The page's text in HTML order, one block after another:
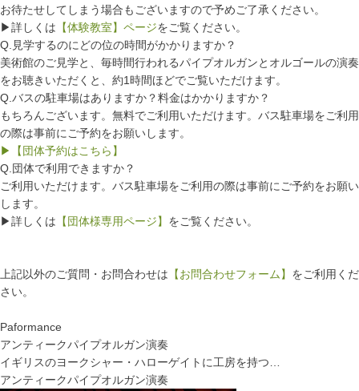
お待たせしてしまう場合もございますので予めご了承ください。
▶詳しくは 【体験教室】ページをご覧ください。
Q.見学するのにどの位の時間がかかりますか？
美術館のご見学と、毎時間行われるパイプオルガンとオルゴールの演奏
をお聴きいただくと、約1時間ほどでご覧いただけます。
Q.バスの駐車場はありますか？料金はかかりますか？
もちろんございます。無料でご利用いただけます。バス駐車場をご利用
の際は事前にご予約をお願いします。
▶【団体予約はこちら】
Q.団体で利用できますか？
ご利用いただけます。バス駐車場をご利用の際は事前にご予約をお願い
します。
▶詳しくは 【団体様専用ページ】 をご覧ください。
上記以外のご質問・お問合わせは 【お問合わせフォーム】 をご利用くだ
さい。
Paformance
アンティークパイプオルガン演奏
イギリスのヨークシャー・ハローゲイトに工房を持つ…
アンティークパイプオルガン演奏